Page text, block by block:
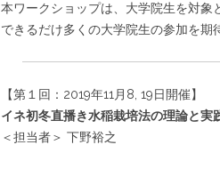
本ワークショップは、大学院生を対象
できるだけ多くの大学院生の参加を期
【第１回：2019年11月8, 19日開催】
イネ初冬直播き水稲栽培法の理論と実
＜担当者＞ 下野裕之